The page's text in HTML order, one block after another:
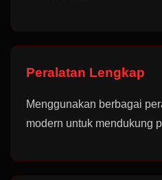
Peralatan Lengkap
Menggunakan berbagai
modern untuk mendukung